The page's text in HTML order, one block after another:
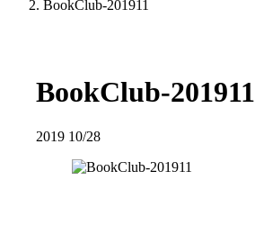
BookClub-201911
BookClub-201911
2019 10/28